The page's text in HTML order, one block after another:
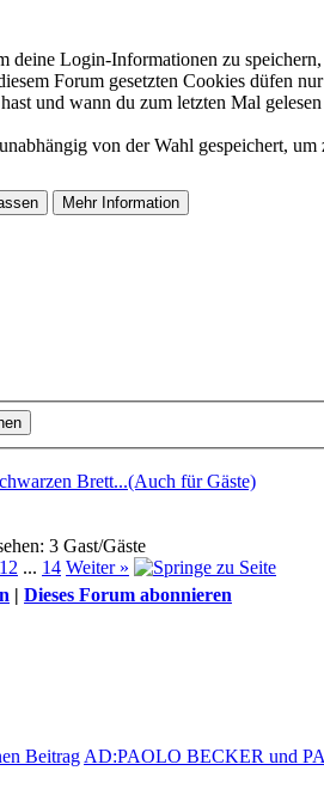
deine Login-Informationen zu
Forum gesetzten Cookies düfen
und wann du zum letzten Mal
von der Wahl gespeichert,
Brett...(Auch für Gäste)
3 Gast/Gäste
12 ... 14 Weiter »
| Dieses Forum abonnieren
AD:PAOLO BECKER und